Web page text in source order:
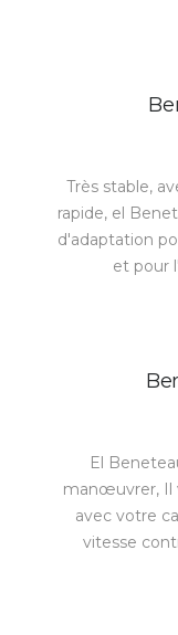
Très stable,
rapide, el
d'adaptation
et pour
El
manœuvrer, Il
avec votre
vitesse